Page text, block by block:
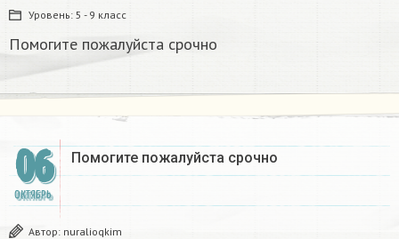
Уровень: 5 - 9 класс
Помогите пожалуйста срочно
06
ОКТЯБРЬ
Помогите пожалуйста срочно
Автор: nuralioqkim